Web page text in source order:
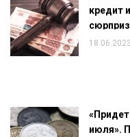
кредит
18.06.2023
июля».